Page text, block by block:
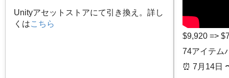
Unityアセットストアにて引き換え。詳し
くはこちら
$9,920 =>
74アイテム
⏰️ 7月14日